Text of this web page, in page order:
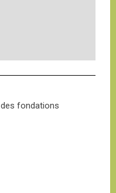
fondations